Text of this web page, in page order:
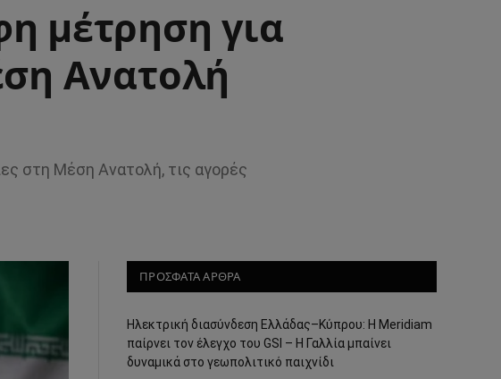
μέτρηση για
Ανατολή
στη Μέση Ανατολή, τις αγορές
ΠΡΟΣΦΑΤΑ ΑΡΘΡΑ
Ηλεκτρική διασύνδεση Ελλάδας–Κύπρου: Η Meridiam
παίρνει τον έλεγχο του GSI – Η Γαλλία μπαίνει
δυναμικά στο γεωπολιτικό παιχνίδι